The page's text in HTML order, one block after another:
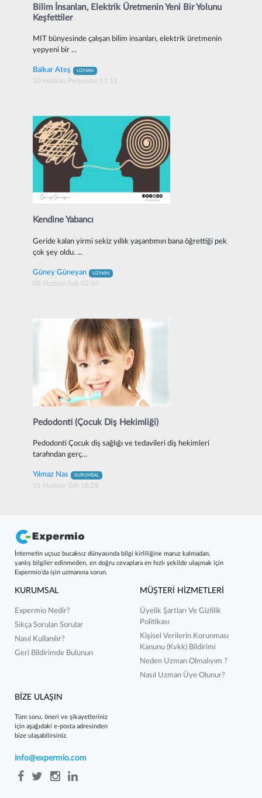
Bilim İnsanları, Elektrik Üretmenin Yeni Bir Yolunu
Keşfettiler
MIT bünyesinde çalışan bilim insanları, elektrik üretmenin
yepyeni bir ...
Balkar Ateş UZMAN
10 Haziran Perşembe 12:11
Kendine Yabancı
Geride kalan yirmi sekiz yıllık yaşantımın bana öğrettiği pek
çok şey oldu. ...
Güney Güneyan UZMAN
08 Haziran Salı 03:44
Pedodonti (Çocuk Diş Hekimliği)
Pedodonti Çocuk diş sağlığı ve tedavileri diş hekimleri
tarafından gerç...
Yılmaz Nas KURUMSAL
01 Haziran Salı 18:28
İnternetin uçsuz bucaksız dünyasında bilgi kirliliğine maruz kalmadan,
yanlış bilgiler edinmeden, en doğru cevaplara en hızlı şekilde ulaşmak için
Expermio’da işin uzmanına sorun.
KURUMSAL
Expermio Nedir?
Sıkça Sorulan Sorular
Nasıl Kullanılır?
Geri Bildirimde Bulunun
MÜŞTERİ HİZMETLERİ
Üyelik Şartları Ve Gizlilik
Politikası
Kişisel Verilerin Korunması
Kanunu (kvkk) Bildirimi
Neden Uzman Olmalıyım ?
Nasıl Uzman Üye Olunur?
BİZE ULAŞIN
Tüm soru, öneri ve şikayetleriniz
için aşağıdaki e-posta adresinden
bize ulaşabilirsiniz.
info@expermio.com